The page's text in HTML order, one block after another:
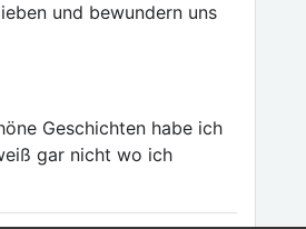
und bewundern uns
Geschichten habe ich
gar nicht wo ich